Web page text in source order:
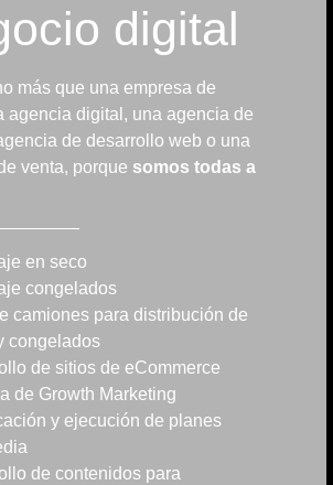
digital
más que una empresa de
agencia digital, una agencia de
de desarrollo web o una
venta, porque somos todas a
en seco
congelados
camiones para distribución de
congelados
de sitios de eCommerce
de Growth Marketing
y ejecución de planes
de contenidos para